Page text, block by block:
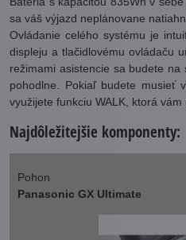
sa váš výjazd neplánovane
Ovládanie celého systému je
displeju a tlačidlovému ovládaču
režimami asistencie sa budete
pohodlne. Pokiaľ budete musieť
využijete funkciu WALK, ktorá vám
Najdôležitejšie komponenty:
Pohon
Panasonic GX Ultimate